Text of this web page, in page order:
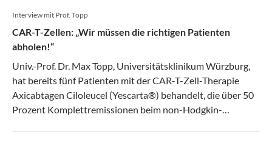
Interview mit Prof. Topp
CAR-T-Zellen: „Wir müssen die richtigen Patienten
abholen!“
Univ.-Prof. Dr. Max Topp, Universitätsklinikum Würzburg,
hat bereits fünf Patienten mit der CAR-T-Zell-Therapie
Axicabtagen Ciloleucel (Yescarta®) behandelt, die über 50
Prozent Komplettremissionen beim non-Hodgkin-